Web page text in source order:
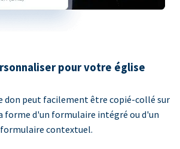
pour votre église
don peut facilement être copié-collé sur
forme d'un formulaire intégré ou d'un
formulaire contextuel.